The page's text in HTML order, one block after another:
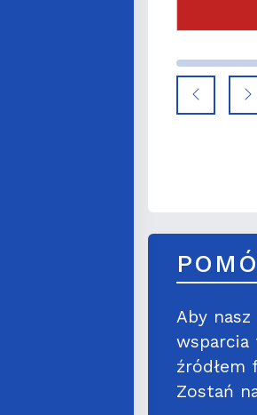
Aby
wsparcia
źródłem
Zostań